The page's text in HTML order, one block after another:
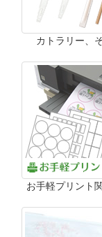
カトラリー、
お手軽プリント